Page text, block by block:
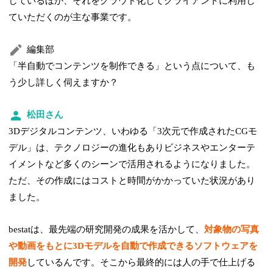
ていただくのが主な事業です。
編集部
「半自動でコンテンツを制作できる」という点について、も
う少し詳しく伺えますか？
松田さん
3Dデジタルコンテンツ、いわゆる「3次元で作成されたCGモ
デル」は、テクノロジーの進化もありビジネスやエンターテ
イメントなど多くのシーンで活用されるようになりました。
ただ、その作成にはコストと時間がかかっていた状況があり
ました。
bestatは、最先端の研究開発の成果を活かして、対象物の写真
や動画をもとに3Dモデルを自動で作成できるソフトウェアを
開発しているんです。そこから最終的には人の手で仕上げる